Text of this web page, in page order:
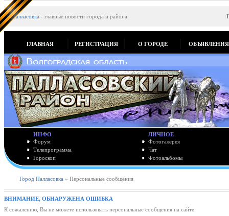
Палласовка - главные новости города и района
ГЛАВНАЯ РЕГИСТРАЦИЯ О ГОРОДЕ ОБЪЯВЛЕНИЯ
ИНФО
Форум
Телепрограмма
Гороскоп
ЛИЧНОЕ
Фотогалерея
Чат
Фотоальбомы
Город Палласовка » Персональные сообщения
ВНИМАНИЕ, ОБНАРУЖЕНА ОШИБКА
К сожалению, Вы не можете использовать персональные сообщения на сайте